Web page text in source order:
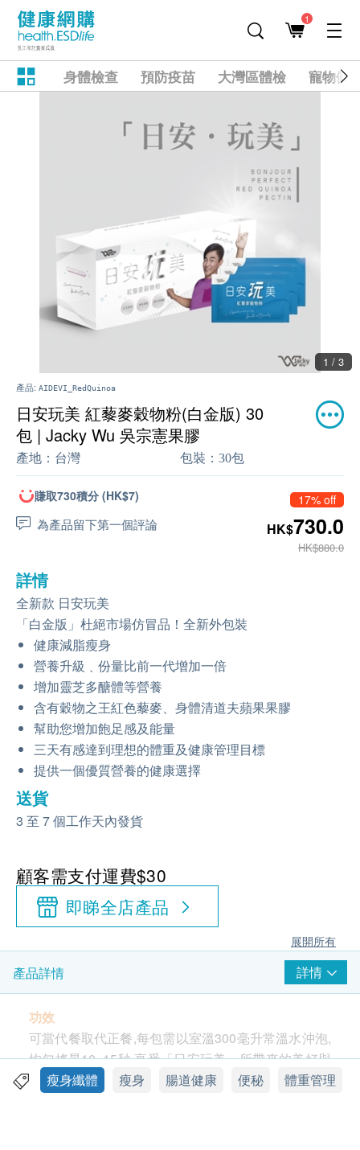
1
身體檢查 預防疫苗 大灣區體檢 寵物健
1 / 3
產品: AIDEVI_RedQuinoa
日安玩美 紅藜麥穀物粉(白金版) 30
包 | Jacky Wu 吳宗憲果膠
產地： 台灣 包裝： 30包
賺取730積分 (HK$7)
為產品留下第一個評論
17% off
HK$730.0
HK$880.0
詳情
全新款 日安玩美
「白金版」杜絕市場仿冒品！全新外包裝
健康減脂瘦身
營養升級﹑份量比前一代增加一倍
增加靈芝多醣體等營養
含有穀物之王紅色藜麥、身體清道夫蘋果果膠
幫助您增加飽足感及能量
三天有感達到理想的體重及健康管理目標
提供一個優質營養的健康選擇
送貨
3 至 7 個工作天內發貨
顧客需支付運費$30
即睇全店產品
展開所有
產品詳情 詳情
功效
可當代餐取代正餐,每包需以室溫300毫升常溫水沖泡,
均匀搖晃10~15秒,享受「日安玩美」所帶來的美好與
健康。瘦身纖體 瘦身 腸道健康 便秘 體重管理